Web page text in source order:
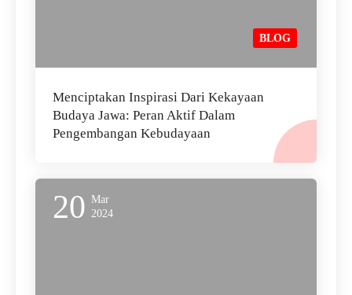
BLOG
Menciptakan Inspirasi Dari Kekayaan
Budaya Jawa: Peran Aktif Dalam
Pengembangan Kebudayaan
20 Mar
2024